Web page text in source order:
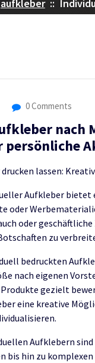
aufkleber::
0 Comments
nach
persönliche
lassen:
Aufkleber
oder
oder
zu
bedruckten
nach eigenen
gezielt
eine kreative
Aufklebern
bis hin zu